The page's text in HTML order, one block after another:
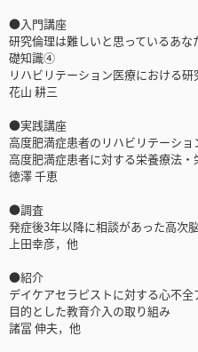
●入門講座
研究倫理は難しいと思っているあ
礎知識④
リハビリテーション医療における研
花山 耕三
●実践講座
高度肥満症患者のリハビリテーシ
高度肥満症患者に対する栄養療法・
徳澤 千恵
●調査
発症後3年以降に相談があった高次
上田幸彦，他
●紹介
デイケアセラピストに対する心不
目的とした教育介入の取り組み
諸冨 伸夫，他